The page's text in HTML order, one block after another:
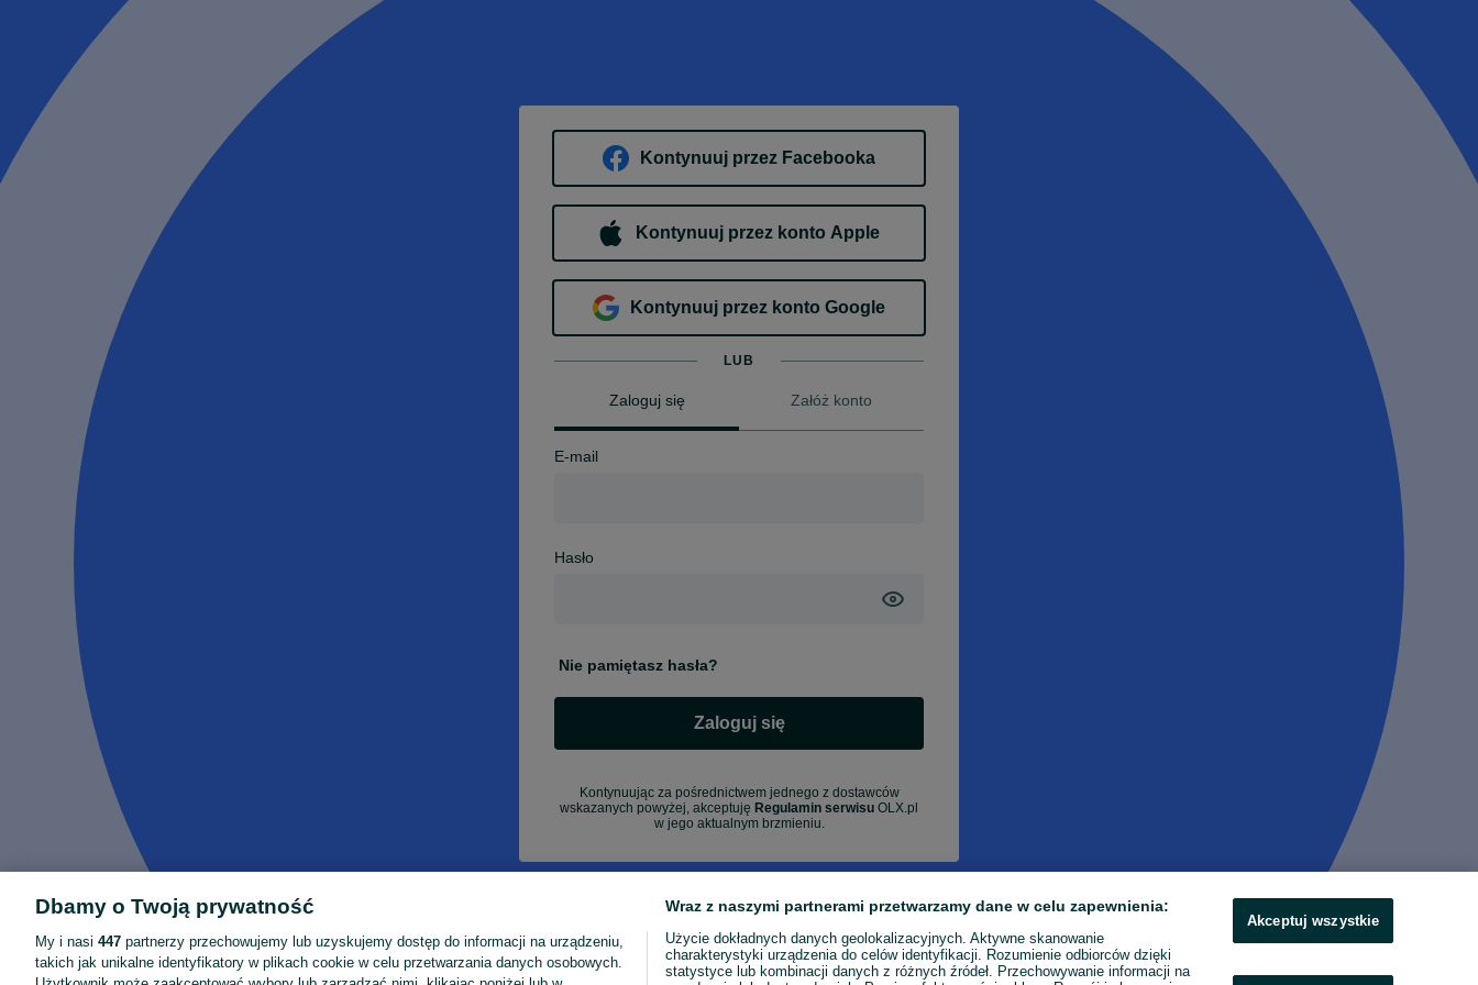
Kontynuuj przez Facebooka
Kontynuuj przez konto Apple
Kontynuuj przez konto Google
LUB
Zaloguj się Załóż konto
E-mail
Hasło
Nie pamiętasz hasła?
Zaloguj się
Kontynuując za pośrednictwem jednego z dostawców
wskazanych powyżej, akceptuję Regulamin serwisu OLX.pl
w jego aktualnym brzmieniu.
Dbamy o Twoją prywatność
My i nasi 447 partnerzy przechowujemy lub uzyskujemy dostęp do informacji na urządzeniu,
takich jak unikalne identyfikatory w plikach cookie w celu przetwarzania danych osobowych.
Wraz z naszymi partnerami przetwarzamy dane w celu zapewnienia:
Użycie dokładnych danych geolokalizacyjnych. Aktywne skanowanie
charakterystyki urządzenia do celów identyfikacji. Rozumienie odbiorców dzięki
statystyce lub kombinacji danych z różnych źródeł. Przechowywanie informacji na
Akceptuj wszystkie